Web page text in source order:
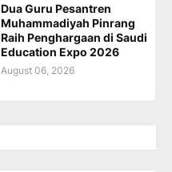
Dua Guru Pesantren
Muhammadiyah Pinrang
Raih Penghargaan di Saudi
Education Expo 2026
August 06, 2026